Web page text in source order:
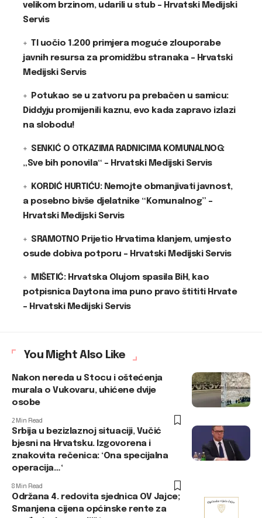
velikom brzinom, udarili u stub – Hrvatski Medijski
Servis
TI uočio 1.200 primjera moguće zlouporabe
javnih resursa za promidžbu stranaka – Hrvatski
Medijski Servis
Potukao se u zatvoru pa prebačen u samicu:
Diddyju promijenili kaznu, evo kada zapravo izlazi
na slobodu!
SENKIĆ O OTKAZIMA RADNICIMA KOMUNALNOG:
„Sve bih ponovila“ – Hrvatski Medijski Servis
KORDIĆ HURTIĆU: Nemojte obmanjivati javnost,
a posebno bivše djelatnike “Komunalnog” –
Hrvatski Medijski Servis
SRAMOTNO Prijetio Hrvatima klanjem, umjesto
osude dobiva potporu – Hrvatski Medijski Servis
MIŠETIĆ: Hrvatska Olujom spasila BiH, kao
potpisnica Daytona ima puno pravo štititi Hrvate
– Hrvatski Medijski Servis
You Might Also Like
Nakon nereda u Stocu i oštećenja
murala o Vukovaru, uhićene dvije
osobe
2 Min Read
Srbija u bezizlaznoj situaciji, Vučić
bjesni na Hrvatsku. Izgovorena i
znakovita rečenica: ‘Ona specijalna
operacija…‘
8 Min Read
Održana 4. redovita sjednica OV Jajce;
Smanjena cijena općinske rente za